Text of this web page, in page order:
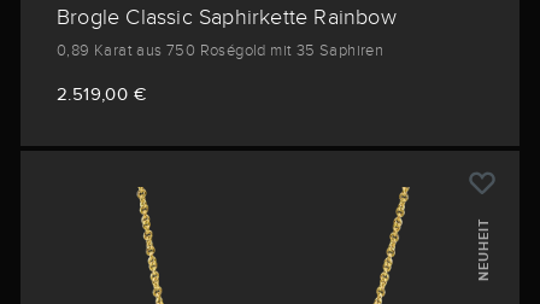
Brogle Classic Saphirkette Rainbow
0,89 Karat aus 750 Roségold mit 35 Saphiren
2.519,00 €
NEUHEIT